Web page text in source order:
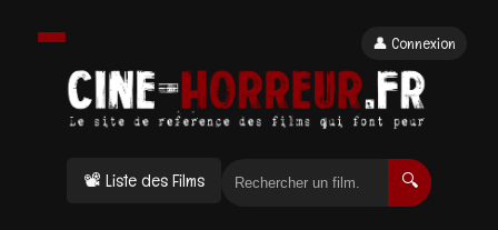
📽 Liste des Films 🔍
👤 Connexion